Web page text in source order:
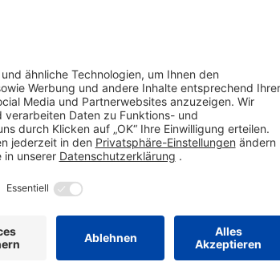
X Y Z Ö Ü